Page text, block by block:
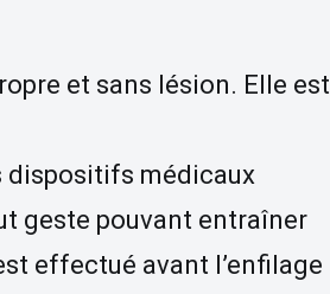
et sans lésion. Elle est
dispositifs médicaux
geste pouvant entraîner
effectué avant l’enfilage